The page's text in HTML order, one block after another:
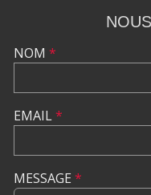
NOM *
EMAIL*
MESSAGE *